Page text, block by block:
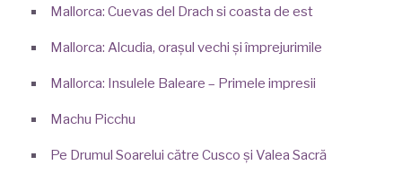
Mallorca: Cuevas del Drach si coasta de est
Mallorca: Alcudia, orașul vechi și împrejurimile
Mallorca: Insulele Baleare – Primele impresii
Machu Picchu
Pe Drumul Soarelui către Cusco și Valea Sacră